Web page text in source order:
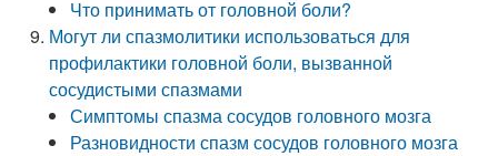
Что принимать от головной боли?
Могут ли спазмолитики использоваться для
профилактики головной боли, вызванной
сосудистыми спазмами
Симптомы спазма сосудов головного мозга
Разновидности спазм сосудов головного мозга